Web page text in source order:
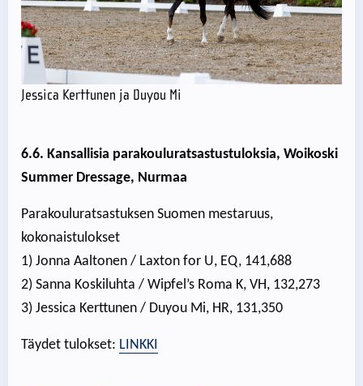
Jessica Kerttunen ja Duyou Mi
6.6. Kansallisia parakouluratsastustuloksia, Woikoski
Summer Dressage, Nurmaa
Parakouluratsastuksen Suomen mestaruus,
kokonaistulokset
1) Jonna Aaltonen / Laxton for U, EQ, 141,688
2) Sanna Koskiluhta / Wipfel’s Roma K, VH, 132,273
3) Jessica Kerttunen / Duyou Mi, HR, 131,350
Täydet tulokset: LINKKI